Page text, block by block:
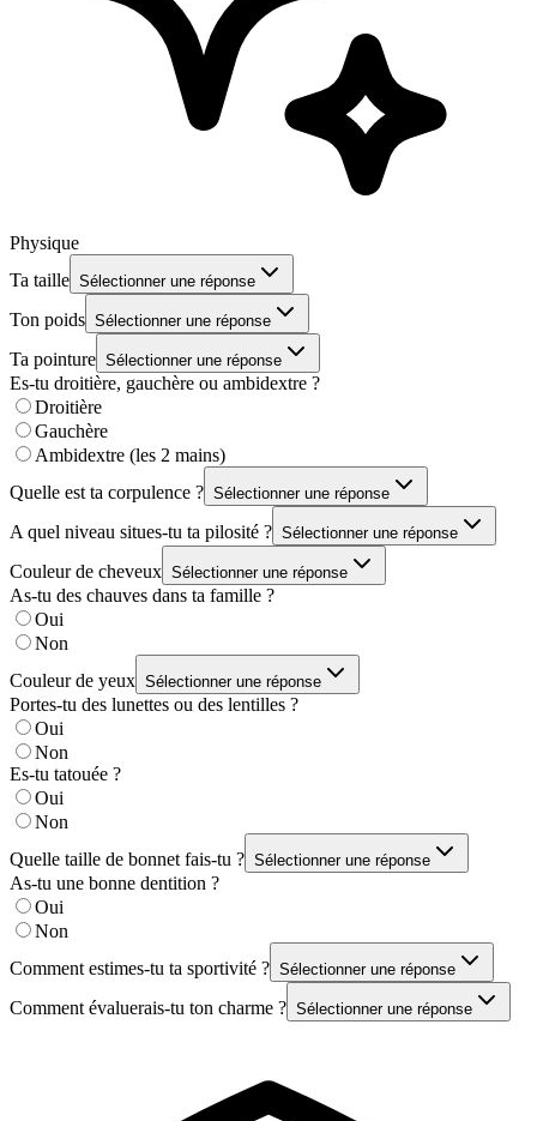
Physique
Ta taille Sélectionner une réponse
Ton poids Sélectionner une réponse
Ta pointure Sélectionner une réponse
Es-tu droitière, gauchère ou ambidextre ?
Droitière
Gauchère
Ambidextre (les 2 mains)
Quelle est ta corpulence ? Sélectionner une réponse
A quel niveau situes-tu ta pilosité ? Sélectionner une réponse
Couleur de cheveux Sélectionner une réponse
As-tu des chauves dans ta famille ?
Oui
Non
Couleur de yeux Sélectionner une réponse
Portes-tu des lunettes ou des lentilles ?
Oui
Non
Es-tu tatouée ?
Oui
Non
Quelle taille de bonnet fais-tu ? Sélectionner une réponse
As-tu une bonne dentition ?
Oui
Non
Comment estimes-tu ta sportivité ? Sélectionner une réponse
Comment évaluerais-tu ton charme ? Sélectionner une réponse